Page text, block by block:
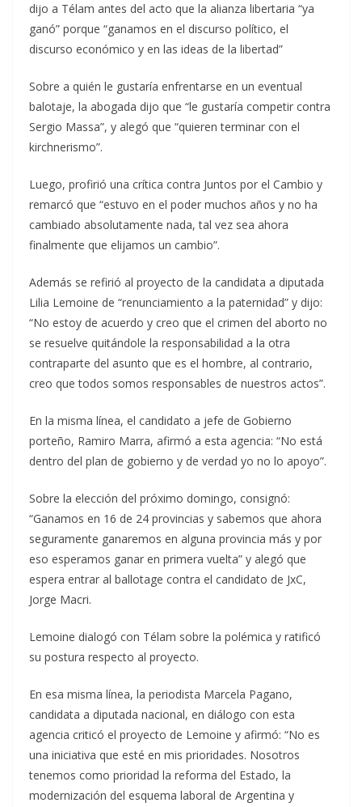
dijo a Télam antes del acto que la alianza libertaria “ya
ganó” porque “ganamos en el discurso político, el
discurso económico y en las ideas de la libertad”
Sobre a quién le gustaría enfrentarse en un eventual
balotaje, la abogada dijo que “le gustaría competir contra
Sergio Massa”, y alegó que “quieren terminar con el
kirchnerismo”.
Luego, profirió una crítica contra Juntos por el Cambio y
remarcó que “estuvo en el poder muchos años y no ha
cambiado absolutamente nada, tal vez sea ahora
finalmente que elijamos un cambio”.
Además se refirió al proyecto de la candidata a diputada
Lilia Lemoine de “renunciamiento a la paternidad” y dijo:
“No estoy de acuerdo y creo que el crimen del aborto no
se resuelve quitándole la responsabilidad a la otra
contraparte del asunto que es el hombre, al contrario,
creo que todos somos responsables de nuestros actos”.
En la misma línea, el candidato a jefe de Gobierno
porteño, Ramiro Marra, afirmó a esta agencia: “No está
dentro del plan de gobierno y de verdad yo no lo apoyo”.
Sobre la elección del próximo domingo, consignó:
“Ganamos en 16 de 24 provincias y sabemos que ahora
seguramente ganaremos en alguna provincia más y por
eso esperamos ganar en primera vuelta” y alegó que
espera entrar al ballotage contra el candidato de JxC,
Jorge Macri.
Lemoine dialogó con Télam sobre la polémica y ratificó
su postura respecto al proyecto.
En esa misma línea, la periodista Marcela Pagano,
candidata a diputada nacional, en diálogo con esta
agencia criticó el proyecto de Lemoine y afirmó: “No es
una iniciativa que esté en mis prioridades. Nosotros
tenemos como prioridad la reforma del Estado, la
modernización del esquema laboral de Argentina y